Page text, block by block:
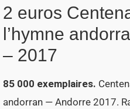
2 euros
l’hymne
– 2017
85 000 exemplaires.
andorran — Andorre 2017.